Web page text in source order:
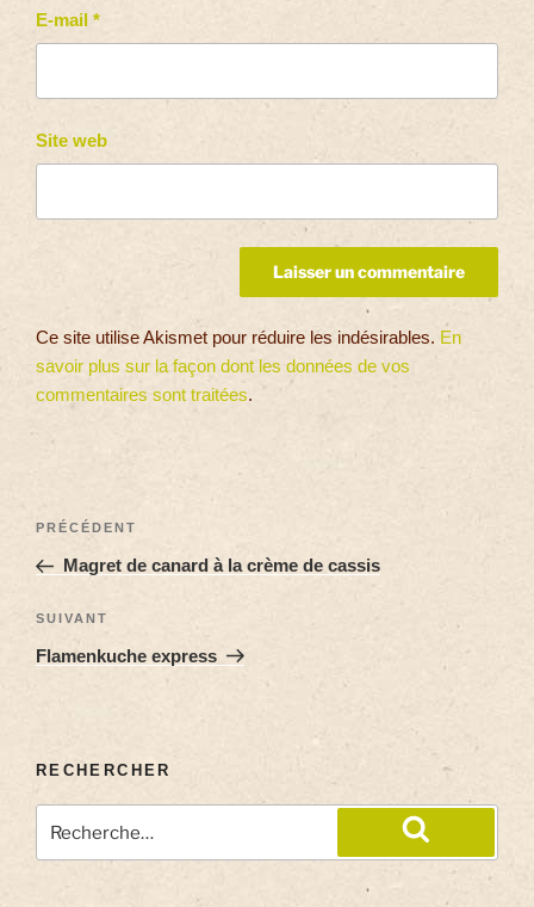
E-mail *
Site web
Ce site utilise Akismet pour réduire les indésirables. En
savoir plus sur la façon dont les données de vos
commentaires sont traitées.
PRÉCÉDENT
Magret de canard à la crème de cassis
SUIVANT
Flamenkuche express
RECHERCHER